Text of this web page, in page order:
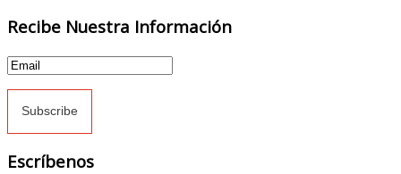
Recibe Nuestra Información
Escríbenos